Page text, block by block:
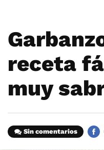
receta
muy
Sin comentarios